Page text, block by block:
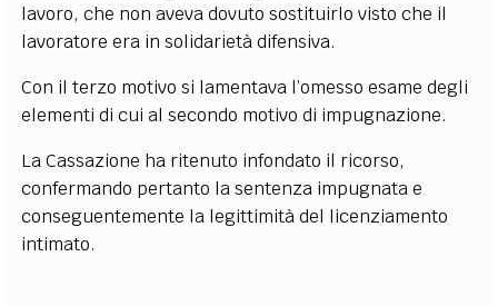
lavoro, che non aveva dovuto sostituirlo visto che il
lavoratore era in solidarietà difensiva.
Con il terzo motivo si lamentava l’omesso esame degli
elementi di cui al secondo motivo di impugnazione.
La Cassazione ha ritenuto infondato il ricorso,
confermando pertanto la sentenza impugnata e
conseguentemente la legittimità del licenziamento
intimato.